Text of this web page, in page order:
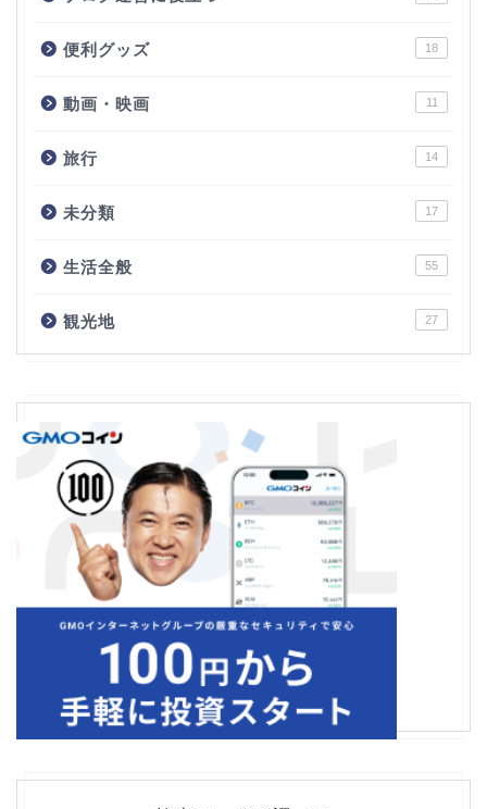
便利グッズ 18
動画・映画 11
旅行 14
未分類 17
生活全般 55
観光地 27